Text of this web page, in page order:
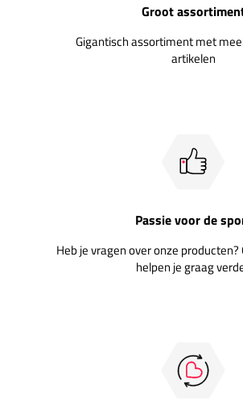
Groot
Gigantisch assortiment met
artikelen
Passie voor de
Heb je vragen over onze
helpen je graag